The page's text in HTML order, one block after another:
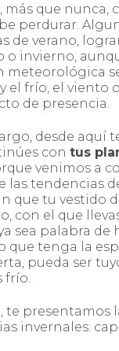
más que nunca,
perdurar.
de verano,
o invierno,
meteorológica
el frío, el viento
de presencia.
desde aquí
con tus
venimos a
las tendencias
que tu vestido
con el que
sea palabra de
que tenga la
pueda ser
frío.
te presentamos
invernales: